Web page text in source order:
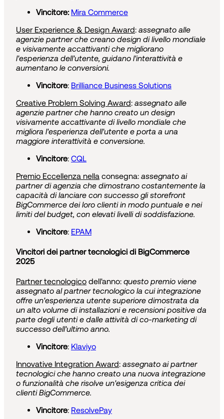
Vincitore: Mira Commerce
User Experience & Design Award: assegnato alle
agenzie partner che creano design di livello mondiale
e visivamente accattivanti che migliorano
l'esperienza dell'utente, guidano l'interattività e
aumentano le conversioni.
Vincitore: Brilliance Business Solutions
Creative Problem Solving Award: assegnato alle
agenzie partner che hanno creato un design
visivamente accattivante di livello mondiale che
migliora l'esperienza dell'utente e porta a una
maggiore interattività e conversione.
Vincitore: CQL
Premio Eccellenza nella consegna: assegnato ai
partner di agenzia che dimostrano costantemente la
capacità di lanciare con successo gli storefront
BigCommerce dei loro clienti in modo puntuale e nei
limiti del budget, con elevati livelli di soddisfazione.
Vincitore: EPAM
Vincitori dei partner tecnologici di BigCommerce
2025
Partner tecnologico dell'anno: questo premio viene
assegnato al partner tecnologico la cui integrazione
offre un'esperienza utente superiore dimostrata da
un alto volume di installazioni e recensioni positive da
parte degli utenti e dalle attività di co-marketing di
successo dell'ultimo anno.
Vincitore: Klaviyo
Innovative Integration Award: assegnato ai partner
tecnologici che hanno creato una nuova integrazione
o funzionalità che risolve un'esigenza critica dei
clienti BigCommerce.
Vincitore: ResolvePay